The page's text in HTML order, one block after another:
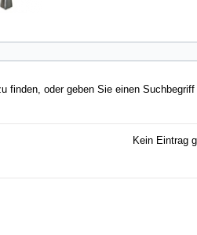
finden, oder geben Sie einen Suchbegriff
Kein Eintrag